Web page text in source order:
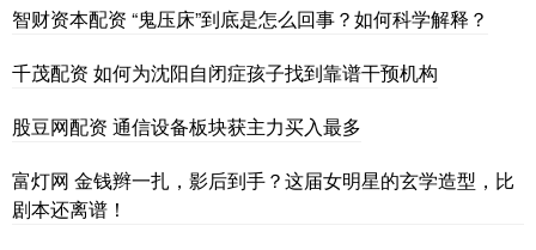
智财资本配资 “鬼压床”到底是怎么回事？如何科学解释？
千茂配资 如何为沈阳自闭症孩子找到靠谱干预机构
股豆网配资 通信设备板块获主力买入最多
富灯网 金钱辫一扎，影后到手？这届女明星的玄学造型，比
剧本还离谱！